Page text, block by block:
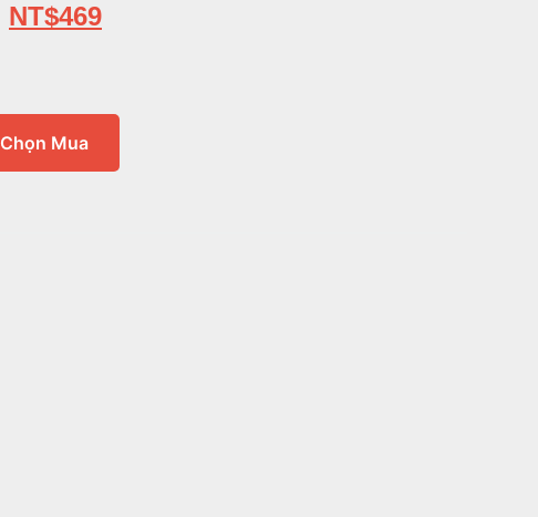
NT$469
Chọn Mua